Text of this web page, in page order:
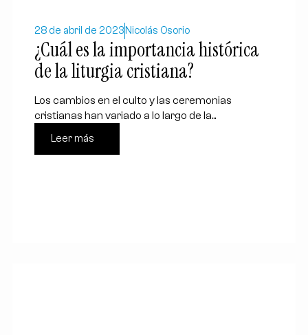
28 de abril de 2023 Nicolás Osorio
¿Cuál es la importancia histórica
de la liturgia cristiana?
Los cambios en el culto y las ceremonias
cristianas han variado a lo largo de la...
Leer más